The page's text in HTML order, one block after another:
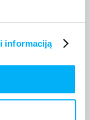
informaciją